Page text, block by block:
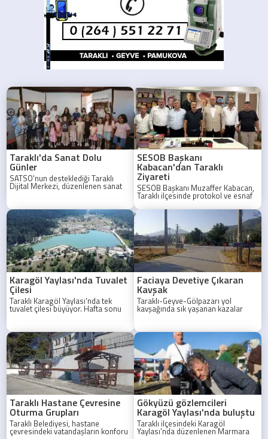
Taraklı'da Sanat Dolu
Günler
SATSO'nun desteklediği Taraklı
Dijital Merkezi, düzenlenen sanat
etkinliğiyle çocuklara unutulmaz bir
SESOB Başkanı
Kabacan'dan Taraklı
Ziyareti
SESOB Başkanı Muzaffer Kabacan,
Taraklı ilçesinde protokol ve esnaf
temsilcileriyle bir araya geldi.
Karagöl Yaylası'nda Tuvalet
Çilesi
Taraklı Karagöl Yaylası'nda tek
tuvalet çilesi büyüyor. Hafta sonu
yoğunluğunda kampçılar uzun
Faciaya Devetiye Çıkaran
Kavşak
Taraklı-Geyve-Gölpazarı yol
kavşağında sık yaşanan kazalar
nedeniyle bölge halkı acil önlem
Taraklı Hastane Çevresine
Oturma Grupları
Taraklı Belediyesi, hastane
çevresindeki vatandaşların konforu
Gökyüzü gözlemcileri
Karagöl Yaylası'nda buluştu
Taraklı ilçesindeki Karagöl
Yaylası'nda düzenlenen Marmara